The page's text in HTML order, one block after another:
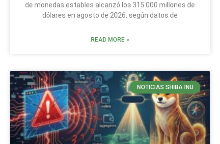
de monedas estables alcanzó los 315.000 millones de
dólares en agosto de 2026, según datos de
READ MORE »
NOTICIAS SHIBA INU